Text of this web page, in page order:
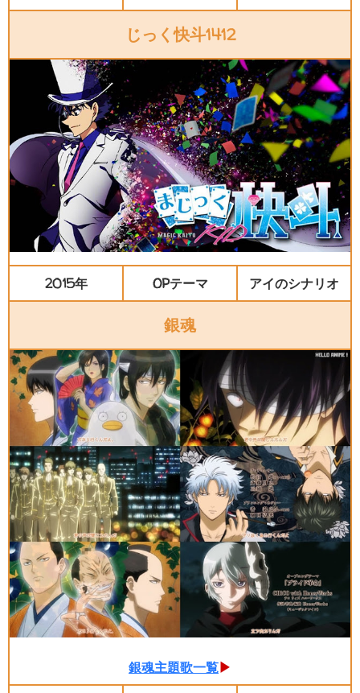
じっく快斗1412
2015年 OPテーマ アイのシナリオ
銀魂
銀魂主題歌一覧▶